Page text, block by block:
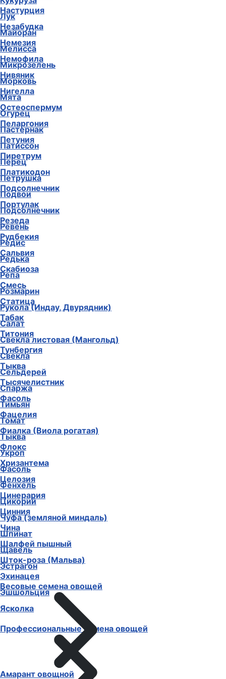
Настурция
Незабудка
Немезия
Немофила
Нивяник
Нигелла
Остеоспермум
Пеларгония
Петуния
Пиретрум
Платикодон
Подсолнечник
Портулак
Резеда
Рудбекия
Сальвия
Скабиоза
Смесь
Статица
Табак
Титония
Тунбергия
Тыква
Тысячелистник
Фасоль
Фацелия
Фиалка (Виола рогатая)
Флокс
Хризантема
Целозия
Цинерария
Цинния
Чина
Шалфей пышный
Шток-роза (Мальва)
Эхинацея
Эшшольция
Ясколка
Профессиональные семена овощей
Лук
Майоран
Мелисса
Микрозелень
Морковь
Мята
Огурец
Пастернак
Патиссон
Перец
Петрушка
Подвои
Подсолнечник
Ревень
Редис
Редька
Репа
Розмарин
Рукола (Индау, Двурядник)
Салат
Свекла листовая (Мангольд)
Свекла
Сельдерей
Спаржа
Тимьян
Томат
Тыква
Укроп
Фасоль
Фенхель
Цикорий
Чуфа (земляной миндаль)
Шпинат
Щавель
Эстрагон
Весовые семена овощей
Амарант овощной